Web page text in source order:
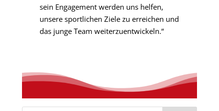
sein Engagement werden uns helfen,
unsere sportlichen Ziele zu erreichen und
das junge Team weiterzuentwickeln.“